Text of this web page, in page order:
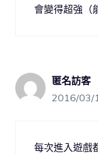
會變得超強（
匿名訪客
2016/03/
每次進入遊戲